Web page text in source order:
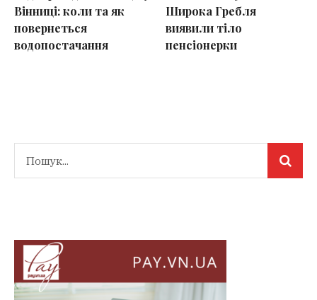
Вінниці: коли та як
повернеться
водопостачання
Широка Гребля
виявили тіло
пенсіонерки